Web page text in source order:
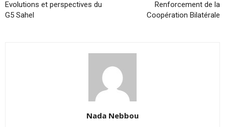
Evolutions et perspectives du
G5 Sahel
Renforcement de la
Coopération Bilatérale
Nada Nebbou